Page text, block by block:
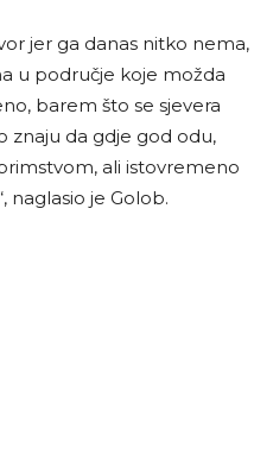
jer ga danas nitko nema,
u područje koje možda
barem što se sjevera
znaju da gdje god odu,
ali istovremeno
naglasio je Golob.